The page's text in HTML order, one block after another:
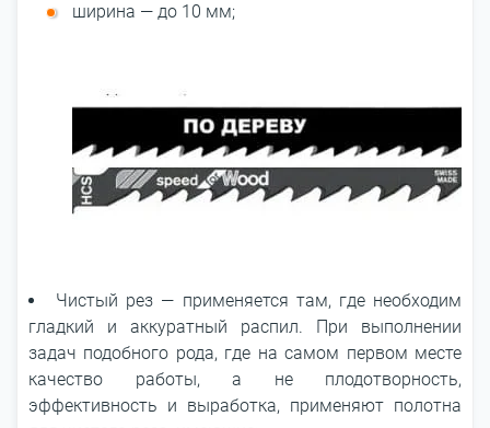
ширина — до 10 мм;
Чистый рез — применяется там, где необходим
гладкий и аккуратный распил. При выполнении
задач подобного рода, где на самом первом месте
качество работы, а не плодотворность,
эффективность и выработка, применяют полотна